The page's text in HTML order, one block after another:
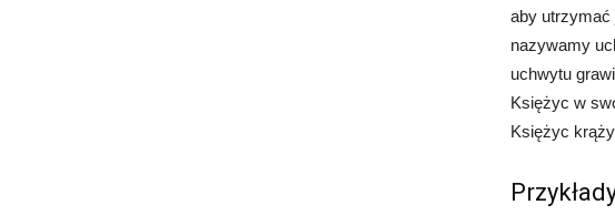
aby utrzymać
nazywamy
uchwytu
Księżyc w
Księżyc